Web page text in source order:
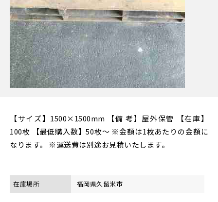
【サイズ】1500×1500mm 【備 考】屋外保管 【在庫】
100枚 【最低購入数】50枚～ ※金額は1枚あたりの金額に
なります。 ※運送費は別途お見積いたします。
在庫場所 福岡県久留米市